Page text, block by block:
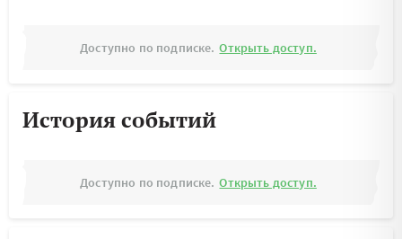
Доступно по подписке. Открыть доступ.
История событий
Доступно по подписке. Открыть доступ.